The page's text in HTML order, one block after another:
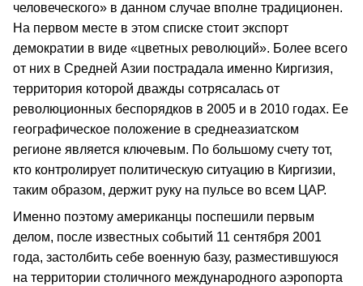
человеческого» в данном случае вполне традиционен.
На первом месте в этом списке стоит экспорт
демократии в виде «цветных революций». Более всего
от них в Средней Азии пострадала именно Киргизия,
территория которой дважды сотрясалась от
революционных беспорядков в 2005 и в 2010 годах. Ее
географическое положение в среднеазиатском
регионе является ключевым. По большому счету тот,
кто контролирует политическую ситуацию в Киргизии,
таким образом, держит руку на пульсе во всем ЦАР.
Именно поэтому американцы поспешили первым
делом, после известных событий 11 сентября 2001
года, застолбить себе военную базу, разместившуюся
на территории столичного международного аэропорта